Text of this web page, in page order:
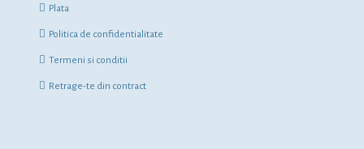
Plata
Politica de confidentialitate
Termeni si conditii
Retrage-te din contract